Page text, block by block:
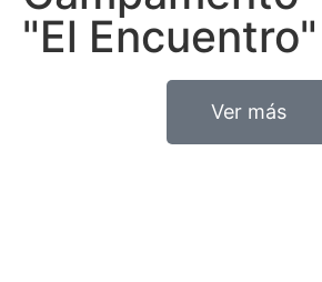
"El Encuentro"
Ver más